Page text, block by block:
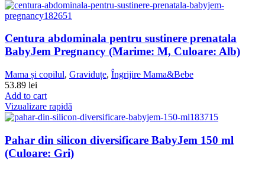
Centura abdominala pentru sustinere prenatala
BabyJem Pregnancy (Marime: M, Culoare: Alb)
Mama și copilul, Graviduțe, Îngrijire Mama&Bebe
53.89 lei
Add to cart
Vizualizare rapidă
Pahar din silicon diversificare BabyJem 150 ml
(Culoare: Gri)